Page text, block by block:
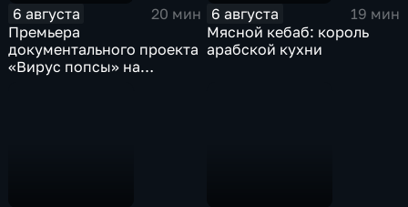
6 августа
20 мин
Премьера
документального проекта
«Вирус попсы» на
6 августа
19 мин
Мясной кебаб: король
арабской кухни